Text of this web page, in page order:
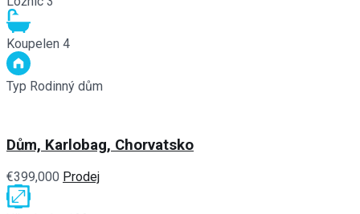
Koupelen 4
Typ Rodinný dům
Dům, Karlobag, Chorvatsko
€399,000 Prodej